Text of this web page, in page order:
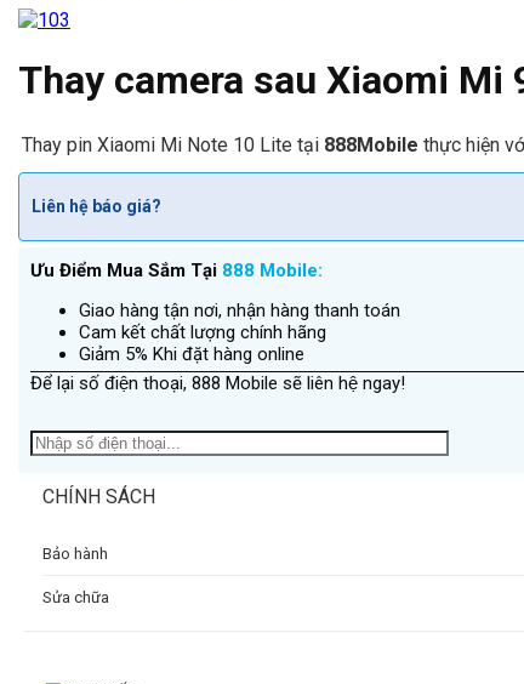
Thay camera sau Xiaomi Mi
Thay pin Xiaomi Mi Note 10 Lite tại 888Mobile thực hiện
Liên hệ báo giá?
Ưu Điểm Mua Sắm Tại 888 Mobile:
Giao hàng tận nơi, nhận hàng thanh toán
Cam kết chất lượng chính hãng
Giảm 5% Khi đặt hàng online
Để lại số điện thoại, 888 Mobile sẽ liên hệ ngay!
CHÍNH SÁCH
Bảo hành
Sửa chữa